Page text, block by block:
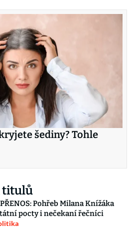
šediny? Tohle
titulů
Pohřeb Milana Knížáka
pocty i nečekaní řečníci